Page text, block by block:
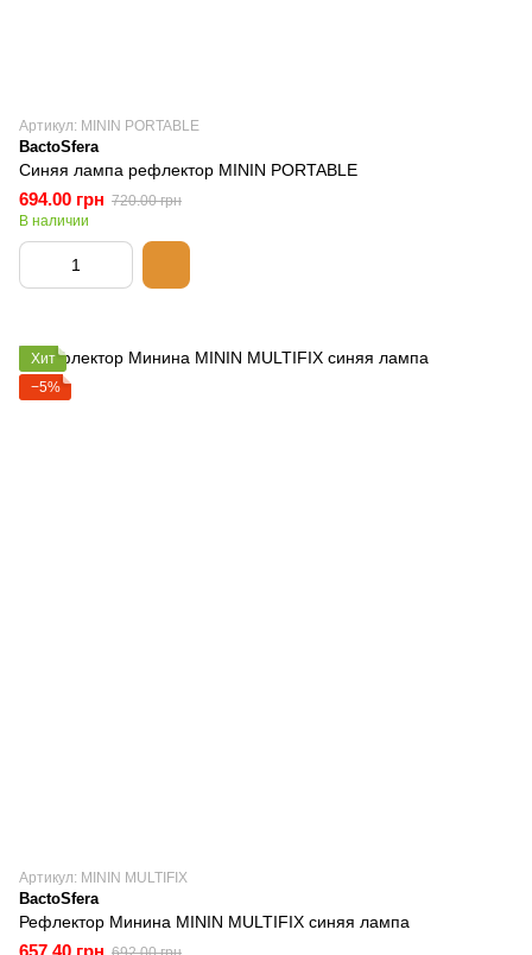
Артикул: MININ PORTABLE
BactoSfera
Синяя лампа рефлектор MININ PORTABLE
694.00 грн 720.00 грн
В наличии
Хит
−5%
Артикул: MININ MULTIFIX
BactoSfera
Рефлектор Минина MININ MULTIFIX синяя лампа
657.40 грн